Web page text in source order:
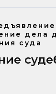
дела
суда